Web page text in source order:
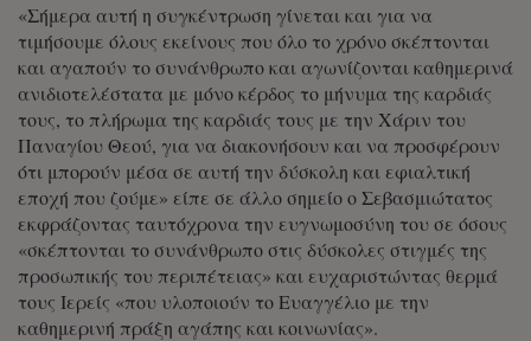
«Σήμερα αυτή η συγκέντρωση γίνεται και για να
τιμήσουμε όλους εκείνους που όλο το χρόνο σκέπτονται
και αγαπούν το συνάνθρωπο και αγωνίζονται καθημερινά
ανιδιοτελέστατα με μόνο κέρδος το μήνυμα της καρδιάς
τους, το πλήρωμα της καρδιάς τους με την Χάριν του
Παναγίου Θεού, για να διακονήσουν και να προσφέρουν
ότι μπορούν μέσα σε αυτή την δύσκολη και εφιαλτική
εποχή που ζούμε» είπε σε άλλο σημείο ο Σεβασμιώτατος
εκφράζοντας ταυτόχρονα την ευγνωμοσύνη του σε όσους
«σκέπτονται το συνάνθρωπο στις δύσκολες στιγμές της
προσωπικής του περιπέτειας» και ευχαριστώντας θερμά
τους Ιερείς «που υλοποιούν το Ευαγγέλιο με την
καθημερινή πράξη αγάπης και κοινωνίας».